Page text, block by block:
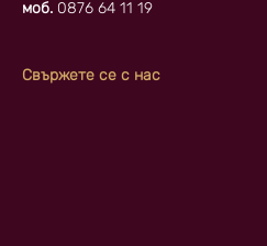
моб. 0876 64 11 19
Свържете се с нас